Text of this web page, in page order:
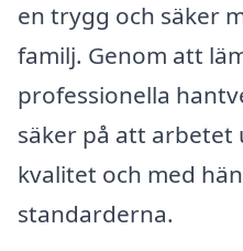
en trygg och säker
familj. Genom att
professionella
säker på att arbetet
kvalitet och med
standarderna.